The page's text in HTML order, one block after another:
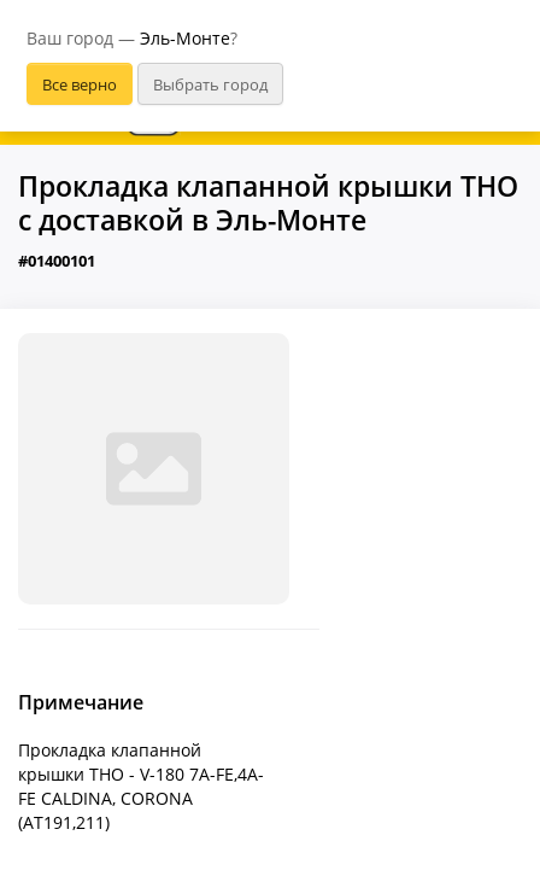
Ваш город — Эль-Монте?
В приложении удобнее
Прокладка клапанной крышки THO
с доставкой в Эль-Монте
#01400101
Примечание
Прокладка клапанной
крышки THO - V-180 7A-FE,4A-
FE CALDINA, CORONA
(AT191,211)